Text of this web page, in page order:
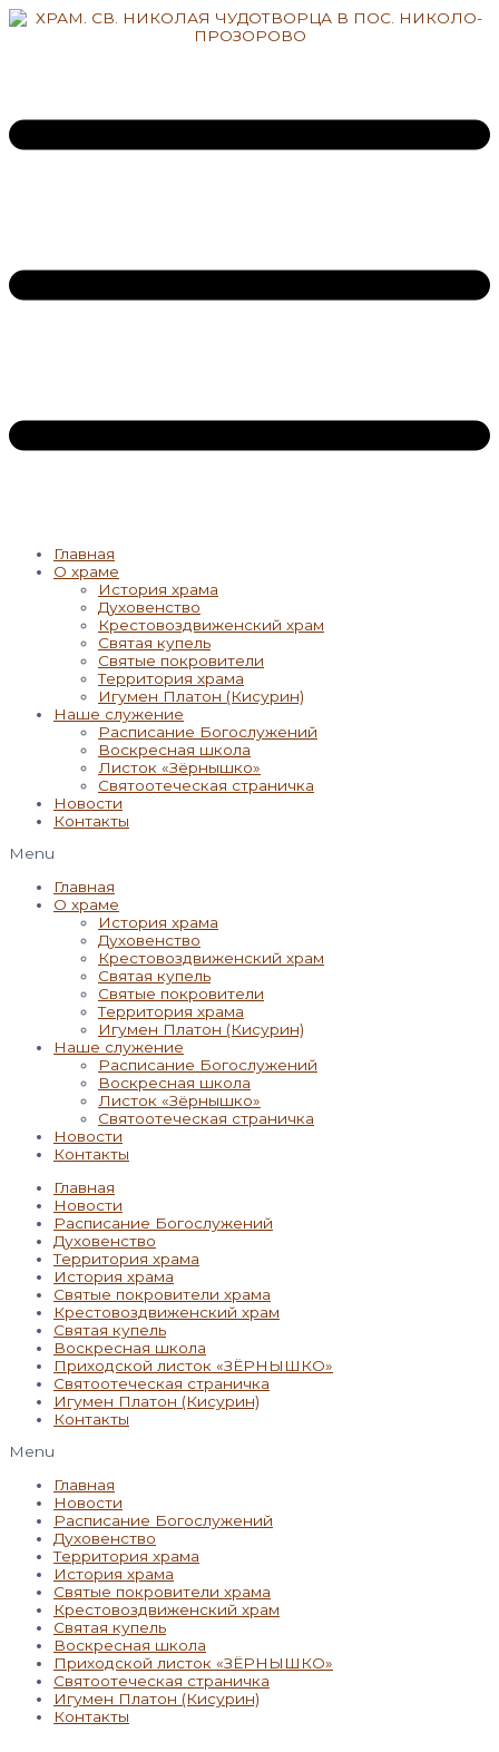
Перейти
Главная
О храме
История храма
Духовенство
Крестовоздвиженский храм
Святая купель
Святые покровители
Территория храма
Игумен Платон (Кисурин)
Наше служение
Расписание Богослужений
Воскресная школа
Листок «Зёрнышко»
Святоотеческая страничка
Новости
Контакты
Menu
Главная
О храме
История храма
Духовенство
Крестовоздвиженский храм
Святая купель
Святые покровители
Территория храма
Игумен Платон (Кисурин)
Наше служение
Расписание Богослужений
Воскресная школа
Листок «Зёрнышко»
Святоотеческая страничка
Новости
Контакты
Главная
Новости
Расписание Богослужений
Духовенство
Территория храма
История храма
Святые покровители храма
Крестовоздвиженский храм
Святая купель
Воскресная школа
Приходской листок «ЗЁРНЫШКО»
Святоотеческая страничка
Игумен Платон (Кисурин)
Контакты
Menu
Главная
Новости
Расписание Богослужений
Духовенство
Территория храма
История храма
Святые покровители храма
Крестовоздвиженский храм
Святая купель
Воскресная школа
Приходской листок «ЗЁРНЫШКО»
Святоотеческая страничка
Игумен Платон (Кисурин)
Контакты